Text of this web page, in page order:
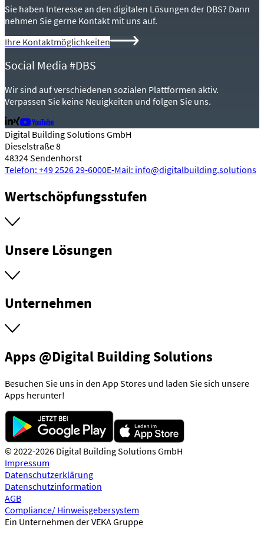
Sie haben Interesse an den digitalen Lösungen der DBS? Dann
nehmen Sie gerne Kontakt mit uns auf.
Ihre Kontaktmöglichkeiten
Social Media #DBS
Wir sind auf verschiedenen sozialen Plattformen aktiv.
Verpassen Sie keine Neuigkeiten und folgen Sie uns.
Digital Building Solutions GmbH
Dieselstraße 8
48324 Sendenhorst
Telefon: +49 2526 29-6000E-Mail: info@digitalbuilding.solutions
Wertschöpfungsstufen
Unsere Lösungen
Unternehmen
Apps @Digital Building Solutions
Besuchen Sie uns in den App Stores und laden Sie sich unsere
Apps herunter!
© 2022-2026 Digital Building Solutions GmbH
Impressum
Datenschutzerklärung
Datenschutzinformation
AGB
Compliance/ Hinweisgebersystem
Ein Unternehmen der VEKA Gruppe